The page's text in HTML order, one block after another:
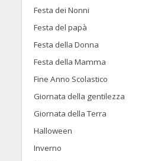
Festa dei Nonni
Festa del papà
Festa della Donna
Festa della Mamma
Fine Anno Scolastico
Giornata della gentilezza
Giornata della Terra
Halloween
Inverno